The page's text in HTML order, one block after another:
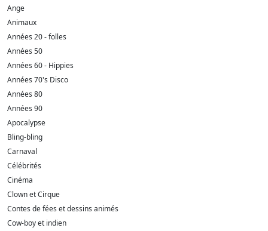
Ange
Animaux
Années 20 - folles
Années 50
Années 60 - Hippies
Années 70's Disco
Années 80
Années 90
Apocalypse
Bling-bling
Carnaval
Célébrités
Cinéma
Clown et Cirque
Contes de fées et dessins animés
Cow-boy et indien